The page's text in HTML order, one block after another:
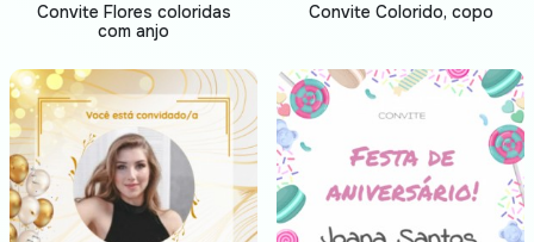
Convite Flores coloridas
com anjo
Convite Colorido, copo